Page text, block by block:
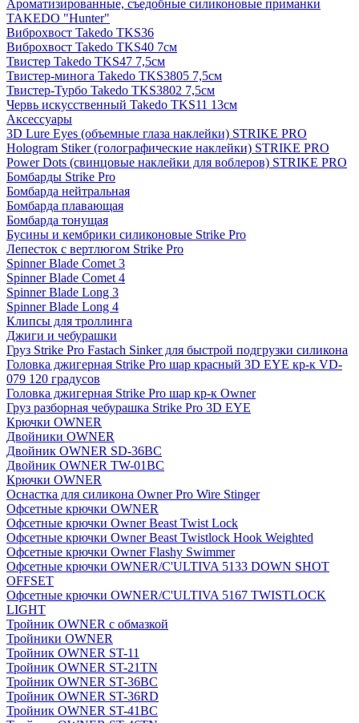
Ароматизированные, съедобные силиконовые приманки
TAKEDO "Hunter"
Виброхвост Takedo TKS36
Виброхвост Takedo TKS40 7см
Твистер Takedo TKS47 7,5см
Твистер-минога Takedo TKS3805 7,5см
Твистер-Турбо Takedo TKS3802 7,5см
Червь искусственный Takedo TKS11 13см
Аксессуары
3D Lure Eyes (объемные глаза наклейки) STRIKE PRO
Hologram Stiker (голографические наклейки) STRIKE PRO
Power Dots (свинцовые наклейки для воблеров) STRIKE PRO
Бомбарды Strike Pro
Бомбарда нейтральная
Бомбарда плавающая
Бомбарда тонущая
Бусины и кембрики силиконовые Strike Pro
Лепесток с вертлюгом Strike Pro
Spinner Blade Comet 3
Spinner Blade Comet 4
Spinner Blade Long 3
Spinner Blade Long 4
Клипсы для троллинга
Джиги и чебурашки
Груз Strike Pro Fastach Sinker для быстрой подгрузки силикона
Головка джигерная Strike Pro шар красный 3D EYE кр-к VD-
079 120 градусов
Головка джигерная Strike Pro шар кр-к Owner
Груз разборная чебурашка Strike Pro 3D EYE
Крючки OWNER
Двойники OWNER
Двойник OWNER SD-36BC
Двойник OWNER TW-01BC
Крючки OWNER
Оснастка для силикона Owner Pro Wire Stinger
Офсетные крючки OWNER
Офсетные крючки Owner Beast Twist Lock
Офсетные крючки Owner Beast Twistlock Hook Weighted
Офсетные крючки Owner Flashy Swimmer
Офсетные крючки OWNER/C'ULTIVA 5133 DOWN SHOT
OFFSET
Офсетные крючки OWNER/C'ULTIVA 5167 TWISTLOCK
LIGHT
Тройник OWNER с обмазкой
Тройники OWNER
Тройник OWNER ST-11
Тройник OWNER ST-21TN
Тройник OWNER ST-36BC
Тройник OWNER ST-36RD
Тройник OWNER ST-41BC